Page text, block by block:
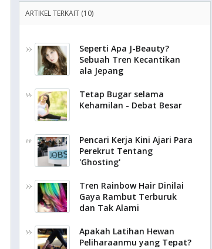
ARTIKEL TERKAIT (10)
Seperti Apa J-Beauty?
Sebuah Tren Kecantikan
ala Jepang
Tetap Bugar selama
Kehamilan - Debat Besar
Pencari Kerja Kini Ajari Para
Perekrut Tentang
'Ghosting'
Tren Rainbow Hair Dinilai
Gaya Rambut Terburuk
dan Tak Alami
Apakah Latihan Hewan
Peliharaanmu yang Tepat?